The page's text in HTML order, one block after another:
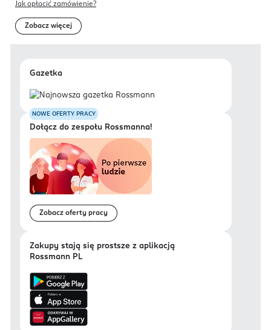
Jak opłacić zamówienie?
Zobacz więcej
Gazetka
NOWE OFERTY PRACY
Dołącz do zespołu Rossmanna!
Zobacz oferty pracy
Zakupy stają się prostsze z aplikacją
Rossmann PL